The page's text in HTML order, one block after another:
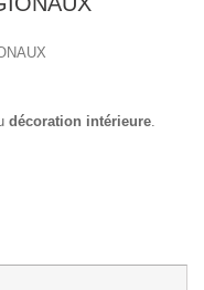
décoration intérieure.